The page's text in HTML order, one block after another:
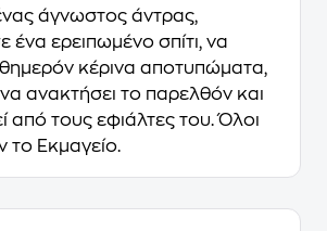
άγνωστος άντρας,
ένα ερειπωμένο σπίτι, να
κέρινα αποτυπώματα,
ανακτήσει το παρελθόν και
από τους εφιάλτες του. Όλοι
το Εκμαγείο.